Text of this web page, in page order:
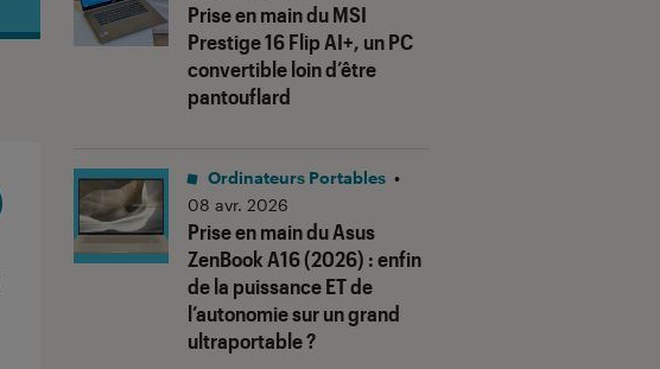
Prise en main du MSI
Prestige 16 Flip AI+, un PC
convertible loin d’être
pantouflard
Prise en main du Asus
ZenBook A16 (2026) : enfin
de la puissance ET de
l’autonomie sur un grand
ultraportable ?
Ordinateurs Portables •
08 avr. 2026